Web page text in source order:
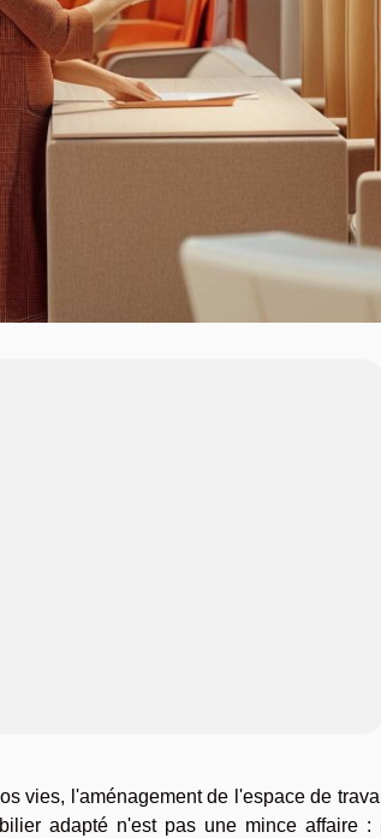
vies, l'aménagement de l'espace de
adapté n'est pas une mince affaire :